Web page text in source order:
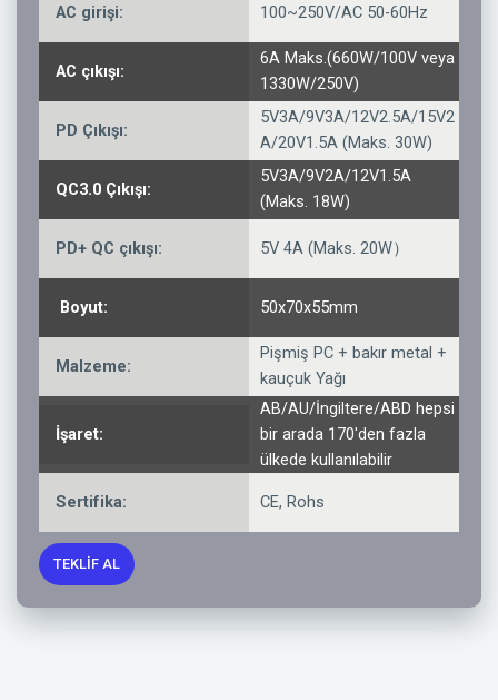
AC girişi: 100~250V/AC 50-60Hz
AC çıkışı:
6A Maks.(660W/100V veya
1330W/250V)
PD Çıkışı:
5V3A/9V3A/12V2.5A/15V2
A/20V1.5A (Maks. 30W)
QC3.0 Çıkışı:
5V3A/9V2A/12V1.5A
(Maks. 18W)
PD+ QC çıkışı: 5V 4A (Maks. 20W）
Boyut: 50x70x55mm
Malzeme:
Pişmiş PC + bakır metal +
kauçuk Yağı
İşaret:
AB/AU/İngiltere/ABD hepsi
bir arada 170'den fazla
ülkede kullanılabilir
Sertifika: CE, Rohs
TEKLIF AL